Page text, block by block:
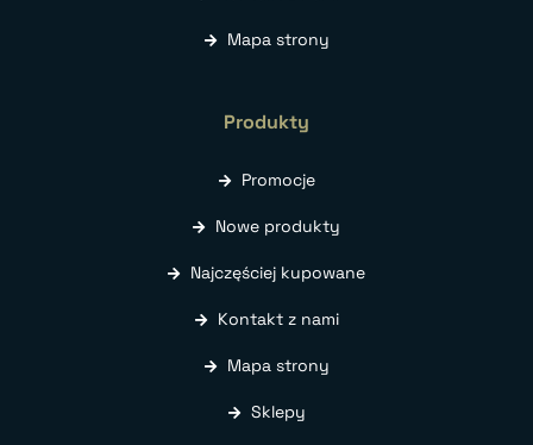
Mapa strony
Produkty
Promocje
Nowe produkty
Najczęściej kupowane
Kontakt z nami
Mapa strony
Sklepy